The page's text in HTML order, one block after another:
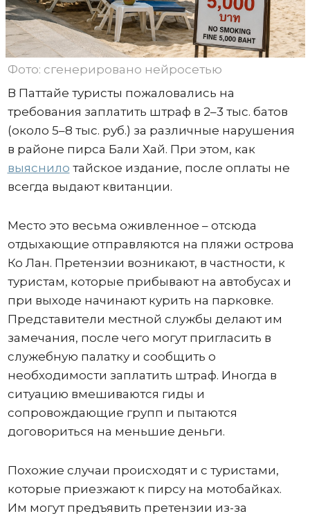
Фото: сгенерировано нейросетью
В Паттайе туристы пожаловались на
требования заплатить штраф в 2–3 тыс. батов
(около 5–8 тыс. руб.) за различные нарушения
в районе пирса Бали Хай. При этом, как
выяснило тайское издание, после оплаты не
всегда выдают квитанции.
Место это весьма оживленное – отсюда
отдыхающие отправляются на пляжи острова
Ко Лан. Претензии возникают, в частности, к
туристам, которые прибывают на автобусах и
при выходе начинают курить на парковке.
Представители местной службы делают им
замечания, после чего могут пригласить в
служебную палатку и сообщить о
необходимости заплатить штраф. Иногда в
ситуацию вмешиваются гиды и
сопровождающие групп и пытаются
договориться на меньшие деньги.
Похожие случаи происходят и с туристами,
которые приезжают к пирсу на мотобайках.
Им могут предъявить претензии из-за